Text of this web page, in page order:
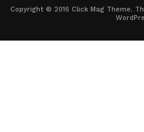
Copyright © 2016 Click Mag Theme.